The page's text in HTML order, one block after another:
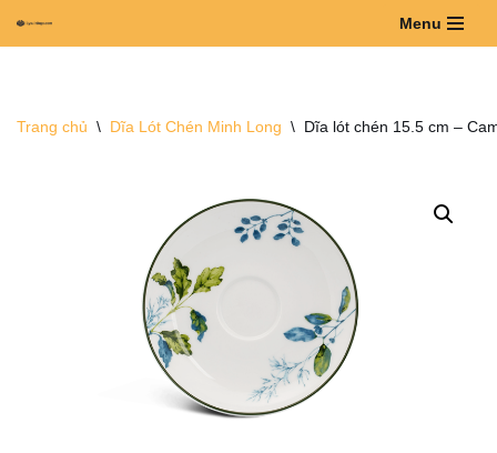
dung
Menu
Trang chủ \ Dĩa Lót Chén Minh Long \ Dĩa lót chén 15.5 cm –